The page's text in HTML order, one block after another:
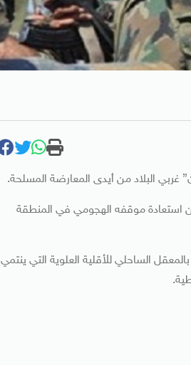
غربي البلاد من أيدى المعارضة المسلحة.
استعادة موقفه الهجومي في المنطقة
الساحلي للأقلية العلوية التي ينتمي